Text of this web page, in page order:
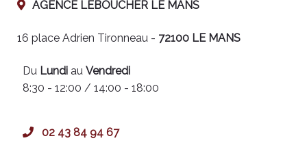
AGENCE LEBOUCHER LE MANS
16 place Adrien Tironneau - 72100 LE MANS
Du Lundiau Vendredi
8:30 - 12:00 / 14:00 - 18:00
02 43 84 94 67